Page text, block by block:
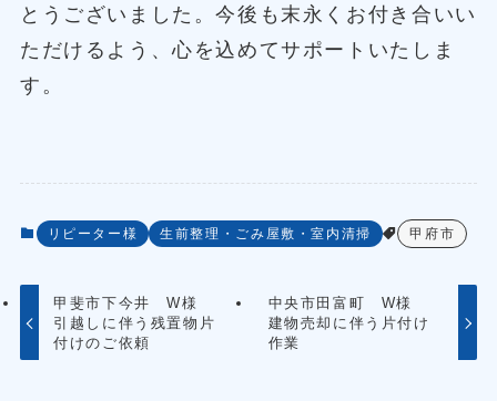
とうございました。今後も末永くお付き合いい
ただけるよう、心を込めてサポートいたしま
す。
リピーター様 生前整理・ごみ屋敷・室内清掃 甲府市
甲斐市下今井 W様
引越しに伴う残置物片
付けのご依頼
中央市田富町 W様
建物売却に伴う片付け
作業